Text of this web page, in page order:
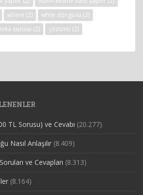
where (2) while döngüsü (2)
sorusu (2) çözümü (2)
TL Sorusu) ve Cevabı (20.277)
Nasıl Anlaşılır (8.409)
ve Cevapları (8.313)
(8.164)